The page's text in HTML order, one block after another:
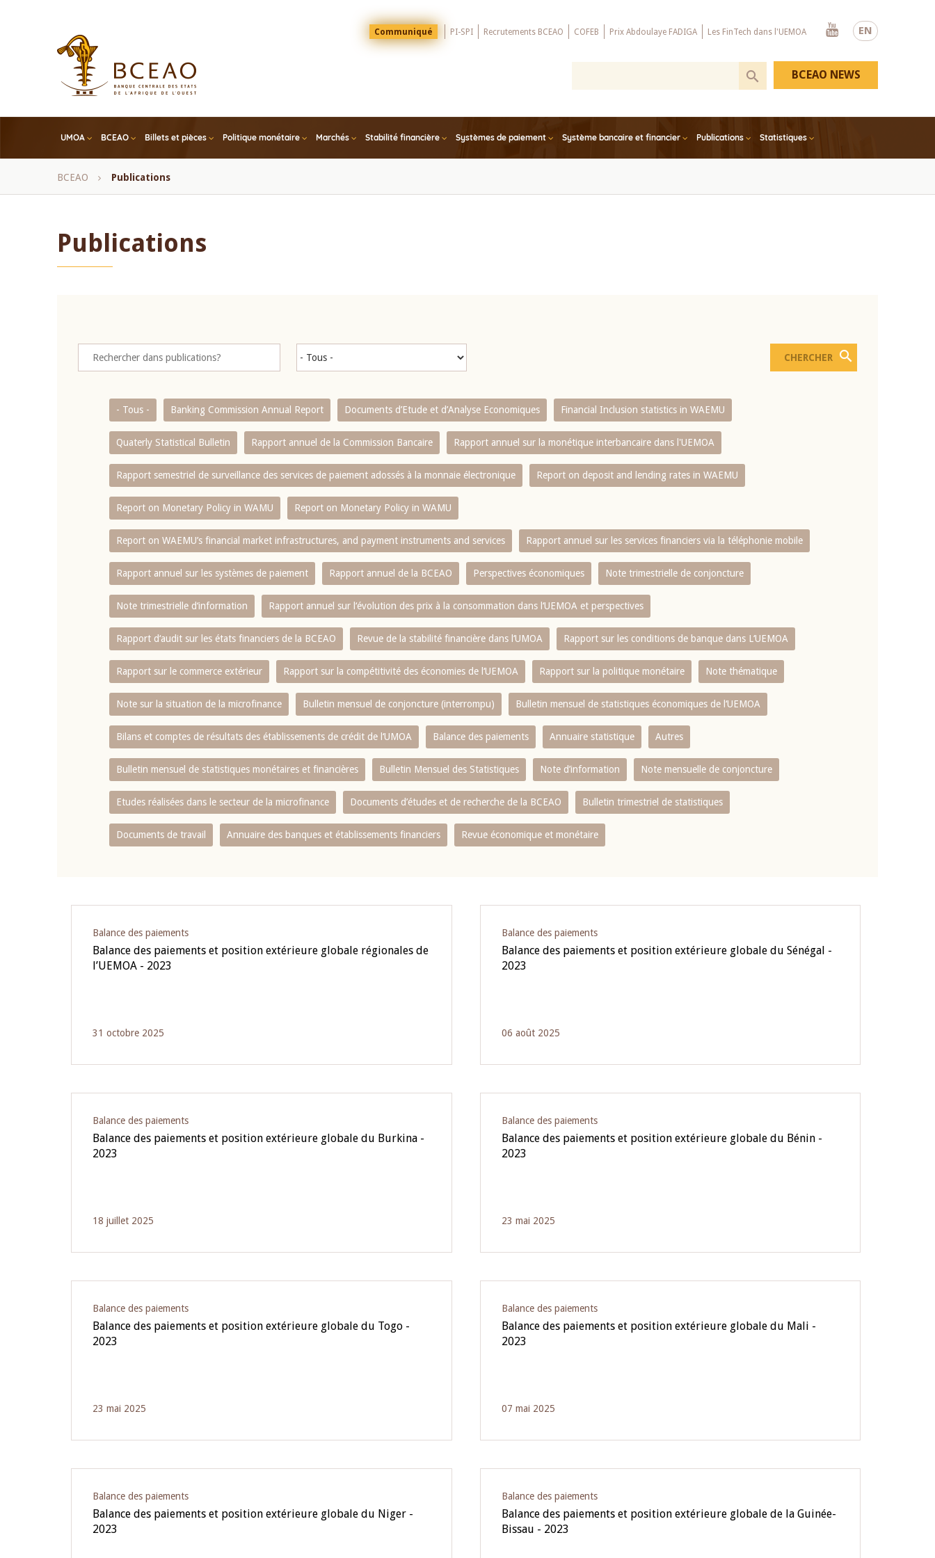
EN
Menu
Top
Communiqué PI-SPI Recrutements BCEAO COFEB Prix Abdoulaye FADIGA Les FinTech dans l'UEMOA
Youtube
UMOA BCEAO Billets et pièces Politique monétaire Marchés Stabilité financière Systèmes de paiement Système bancaire et financier Publications Statistiques
BCEAO NEWS
Fil
BCEAO Publications
Publications
- Tous - Banking Commission Annual Report Documents d’Etude et d’Analyse Economiques Financial Inclusion statistics in WAEMU
Quaterly Statistical Bulletin Rapport annuel de la Commission Bancaire Rapport annuel sur la monétique interbancaire dans l'UEMOA
Rapport semestriel de surveillance des services de paiement adossés à la monnaie électronique Report on deposit and lending rates in WAEMU
Report on Monetary Policy in WAMU Report on Monetary Policy in WAMU
Report on WAEMU’s financial market infrastructures, and payment instruments and services Rapport annuel sur les services financiers via la téléphonie mobile
Rapport annuel sur les systèmes de paiement Rapport annuel de la BCEAO Perspectives économiques Note trimestrielle de conjoncture
Note trimestrielle d‘information Rapport annuel sur l‘évolution des prix à la consommation dans l‘UEMOA et perspectives
Rapport d‘audit sur les états financiers de la BCEAO Revue de la stabilité financière dans l‘UMOA Rapport sur les conditions de banque dans L‘UEMOA
Rapport sur le commerce extérieur Rapport sur la compétitivité des économies de l‘UEMOA Rapport sur la politique monétaire Note thématique
Note sur la situation de la microfinance Bulletin mensuel de conjoncture (interrompu) Bulletin mensuel de statistiques économiques de l‘UEMOA
Bilans et comptes de résultats des établissements de crédit de l‘UMOA Balance des paiements Annuaire statistique Autres
Bulletin mensuel de statistiques monétaires et financières Bulletin Mensuel des Statistiques Note d’information Note mensuelle de conjoncture
Etudes réalisées dans le secteur de la microfinance Documents d’études et de recherche de la BCEAO Bulletin trimestriel de statistiques
Documents de travail Annuaire des banques et établissements financiers Revue économique et monétaire
Balance des paiements
Balance des paiements et position extérieure globale régionales de
l’UEMOA - 2023
31 octobre 2025
Balance des paiements
Balance des paiements et position extérieure globale du Sénégal -
2023
06 août 2025
Balance des paiements
Balance des paiements et position extérieure globale du Burkina -
2023
18 juillet 2025
Balance des paiements
Balance des paiements et position extérieure globale du Bénin -
2023
23 mai 2025
Balance des paiements
Balance des paiements et position extérieure globale du Togo -
2023
23 mai 2025
Balance des paiements
Balance des paiements et position extérieure globale du Mali -
2023
07 mai 2025
Balance des paiements
Balance des paiements et position extérieure globale du Niger -
2023
Balance des paiements
Balance des paiements et position extérieure globale de la Guinée-
Bissau - 2023